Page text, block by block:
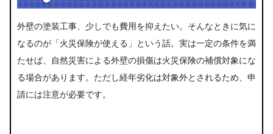
外壁の塗装工事、少しでも費用を抑えたい。そんなときに気に
なるのが「火災保険が使える」という話。実は一定の条件を満
たせば、自然災害による外壁の損傷は火災保険の補償対象にな
る場合があります。ただし経年劣化は対象外とされるため、申
請には注意が必要です。